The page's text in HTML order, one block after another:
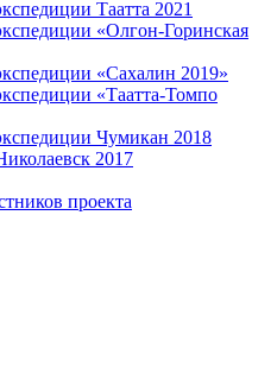
Таатта 2021
«Олгон-Горинская
«Сахалин 2019»
«Таатта-Томпо
Чумикан 2018
2017
проекта